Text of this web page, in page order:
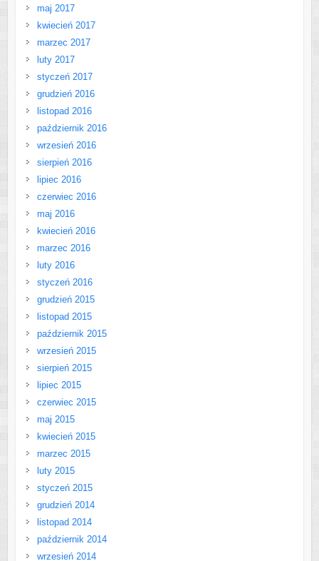
maj 2017
kwiecień 2017
marzec 2017
luty 2017
styczeń 2017
grudzień 2016
listopad 2016
październik 2016
wrzesień 2016
sierpień 2016
lipiec 2016
czerwiec 2016
maj 2016
kwiecień 2016
marzec 2016
luty 2016
styczeń 2016
grudzień 2015
listopad 2015
październik 2015
wrzesień 2015
sierpień 2015
lipiec 2015
czerwiec 2015
maj 2015
kwiecień 2015
marzec 2015
luty 2015
styczeń 2015
grudzień 2014
listopad 2014
październik 2014
wrzesień 2014